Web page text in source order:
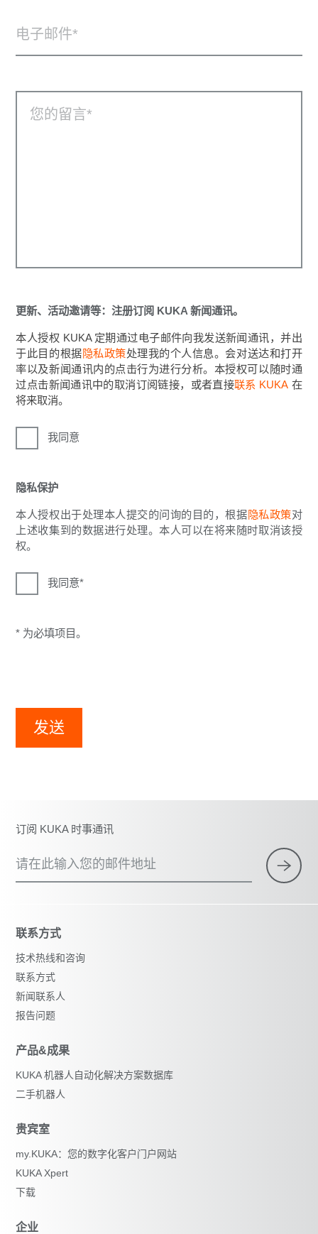
电子邮件
您的留言
更新、活动邀请等：注册订阅 KUKA 新闻通讯。
本人授权 KUKA 定期通过电子邮件向我发送新闻通讯，并出
于此目的根据隐私政策处理我的个人信息。会对送达和打开
率以及新闻通讯内的点击行为进行分析。本授权可以随时通
过点击新闻通讯中的取消订阅链接，或者直接联系 KUKA 在
将来取消。
我同意
隐私保护
本人授权出于处理本人提交的问询的目的，根据隐私政策对
上述收集到的数据进行处理。本人可以在将来随时取消该授
权。
我同意
* 为必填项目。
发送
订阅 KUKA 时事通讯
请在此输入您的邮件地址
联系方式
技术热线和咨询
联系方式
新闻联系人
报告问题
产品&成果
KUKA 机器人自动化解决方案数据库
二手机器人
贵宾室
my.KUKA：您的数字化客户门户网站
KUKA Xpert
下载
企业